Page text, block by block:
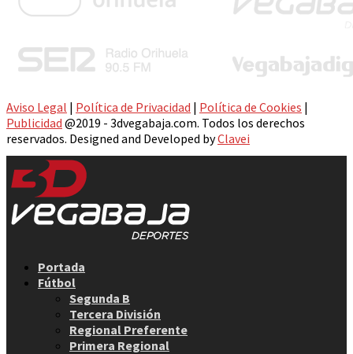
Aviso Legal | Política de Privacidad | Política de Cookies |
Publicidad @2019 - 3dvegabaja.com. Todos los derechos
reservados. Designed and Developed byClavei
Portada
Fútbol
Segunda B
Tercera División
Regional Preferente
Primera Regional